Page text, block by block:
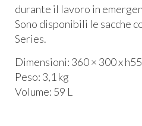
durante il lavoro in
Sono disponibili le sacche
Series.
Dimensioni: 360 × 300 x
Peso: 3,1 kg
Volume: 59 L